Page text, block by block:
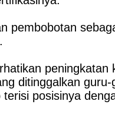
pembobotan
peningkatan
ditinggalkan
posisinya